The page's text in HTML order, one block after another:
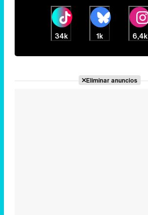
34k 1k 6,4k
Eliminar anuncios